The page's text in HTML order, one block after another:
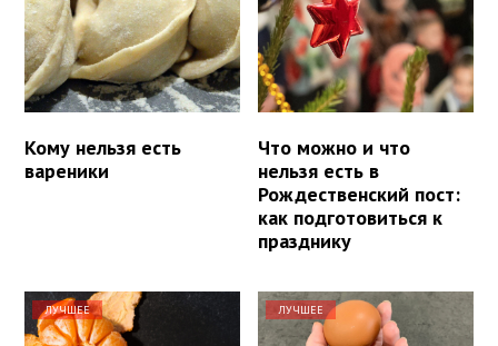
Кому нельзя есть
вареники
Что можно и что
нельзя есть в
Рождественский пост:
как подготовиться к
празднику
ЛУЧШЕЕ ЛУЧШЕЕ